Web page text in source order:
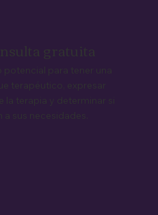
gratuita
potencial para tener una
terapéutico, expresar
terapia y determinar si
sus necesidades.